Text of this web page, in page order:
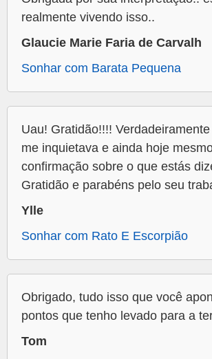
realmente vivendo isso..
Glaucie Marie Faria de Carvalh
Sonhar com Barata Pequena
Uau! Gratidão!!!!
me inquietava e ainda hoje
confirmação sobre o que estás
Gratidão e parabéns pelo seu
Ylle
Sonhar com Rato E Escorpião
Obrigado, tudo isso que você
pontos que tenho levado para a
Tom